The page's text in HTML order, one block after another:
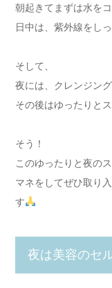
朝起きてまずは水を
日中は、紫外線をし
そして、
夜には、クレンジング
その後はゆったりと
そう！
このゆったりと夜の
マネをしてぜひ取り
す
夜は美容のセ